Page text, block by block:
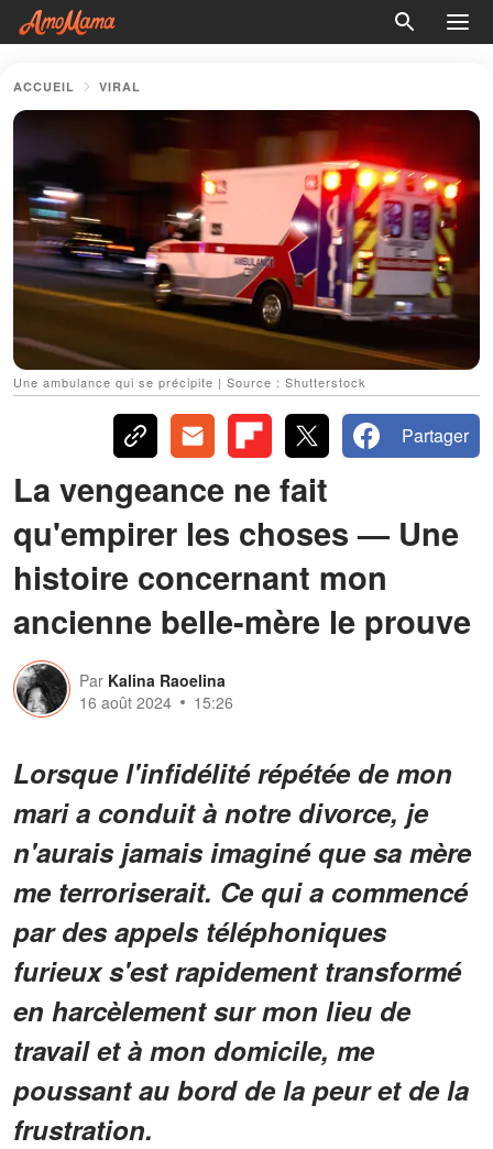
ACCUEIL VIRAL
Une ambulance qui se précipite | Source : Shutterstock
Partager
La vengeance ne fait
qu'empirer les choses — Une
histoire concernant mon
ancienne belle-mère le prouve
Par Kalina Raoelina
16 août 2024
15:26
Lorsque l'infidélité répétée de mon
mari a conduit à notre divorce, je
n'aurais jamais imaginé que sa mère
me terroriserait. Ce qui a commencé
par des appels téléphoniques
furieux s'est rapidement transformé
en harcèlement sur mon lieu de
travail et à mon domicile, me
poussant au bord de la peur et de la
frustration.